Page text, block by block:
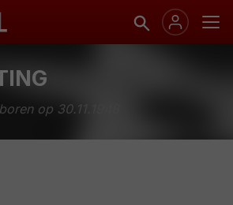
op 30.11.1948